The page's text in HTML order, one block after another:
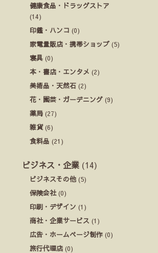
健康食品・ドラッグストア
(14)
印鑑・ハンコ (0)
家電量販店・携帯ショップ (5)
寝具 (0)
本・書店・エンタメ (2)
美術品・天然石 (2)
花・園芸・ガーデニング (9)
薬局 (27)
雑貨(6)
食料品 (21)
ビジネス・企業 (14)
ビジネスその他 (5)
保険会社(0)
印刷・デザイン (1)
商社・企業サービス (1)
広告・ホームページ制作 (0)
旅行代理店 (0)